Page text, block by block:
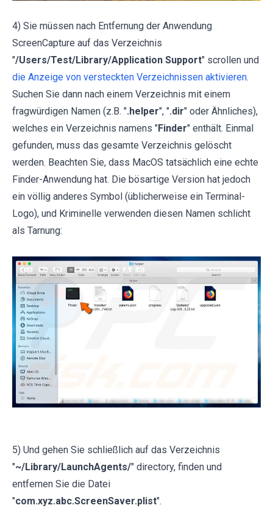
4) Sie müssen nach Entfernung der Anwendung
ScreenCapture auf das Verzeichnis
"/Users/Test/Library/Application Support" scrollen und
die Anzeige von versteckten Verzeichnissen aktivieren.
Suchen Sie dann nach einem Verzeichnis mit einem
fragwürdigen Namen (z.B. ".helper", ".dir" oder Ähnliches),
welches ein Verzeichnis namens "Finder" enthält. Einmal
gefunden, muss das gesamte Verzeichnis gelöscht
werden. Beachten Sie, dass MacOS tatsächlich eine echte
Finder-Anwendung hat. Die bösartige Version hat jedoch
ein völlig anderes Symbol (üblicherweise ein Terminal-
Logo), und Kriminelle verwenden diesen Namen schlicht
als Tarnung:
5) Und gehen Sie schließlich auf das Verzeichnis
"~/Library/LaunchAgents/" directory, finden und
entfernen Sie die Datei
"com.xyz.abc.ScreenSaver.plist".